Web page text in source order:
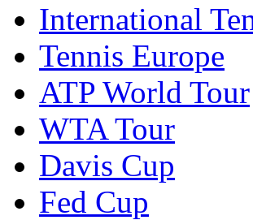
International
Tennis Europe
ATP World Tour
WTA Tour
Davis Cup
Fed Cup